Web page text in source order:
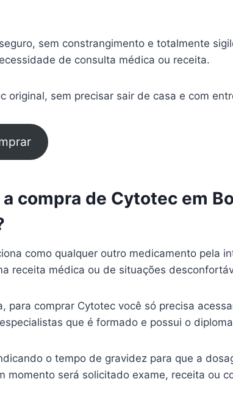
sem constrangimento e totalmente
de consulta médica ou receita.
original, sem precisar sair de casa e com
compra de Cytotec em
como qualquer outro medicamento pela
receita médica ou de situações
para comprar Cytotec você só precisa
que é formado e possui o
o tempo de gravidez para que a
momento será solicitado exame, receita ou